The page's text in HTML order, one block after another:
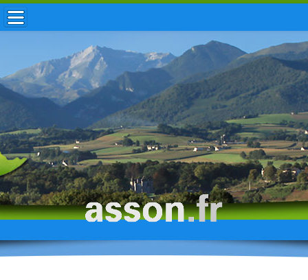
ACCUEIL / INFOS
MUNICIPALITÉ
VIE LOCALE
ENFANCE
TOURISME
HISTOIRE